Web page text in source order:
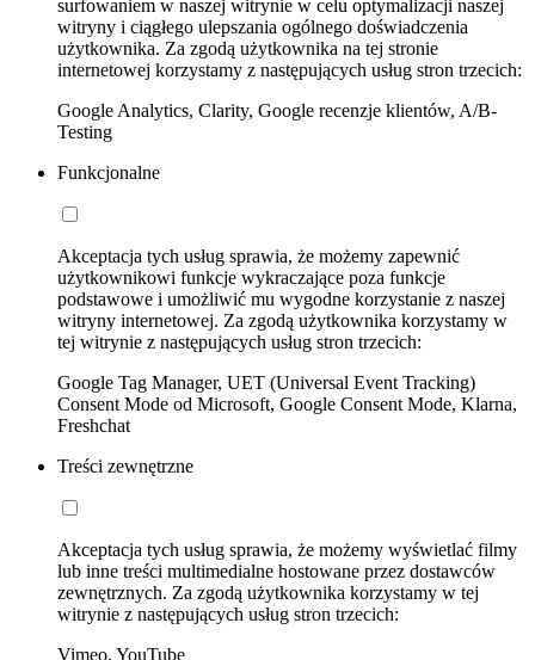
surfowaniem w naszej witrynie w celu optymalizacji naszej
witryny i ciągłego ulepszania ogólnego doświadczenia
użytkownika. Za zgodą użytkownika na tej stronie
internetowej korzystamy z następujących usług stron trzecich:
Google Analytics, Clarity, Google recenzje klientów, A/B-
Testing
Funkcjonalne
Akceptacja tych usług sprawia, że możemy zapewnić
użytkownikowi funkcje wykraczające poza funkcje
podstawowe i umożliwić mu wygodne korzystanie z naszej
witryny internetowej. Za zgodą użytkownika korzystamy w
tej witrynie z następujących usług stron trzecich:
Google Tag Manager, UET (Universal Event Tracking)
Consent Mode od Microsoft, Google Consent Mode, Klarna,
Freshchat
Treści zewnętrzne
Akceptacja tych usług sprawia, że możemy wyświetlać filmy
lub inne treści multimedialne hostowane przez dostawców
zewnętrznych. Za zgodą użytkownika korzystamy w tej
witrynie z następujących usług stron trzecich:
Vimeo, YouTube